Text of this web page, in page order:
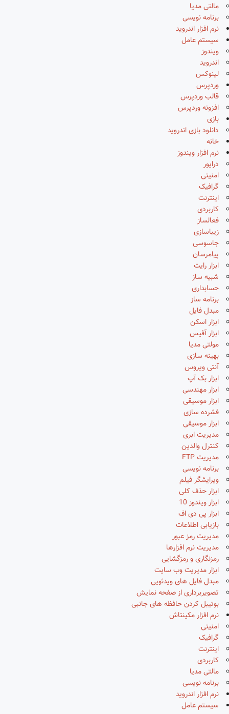
مالتی مدیا
برنامه نویسی
نرم افزار اندروید
سیستم عامل
ویندوز
اندروید
لینوکس
وردپرس
قالب وردپرس
افزونه وردپرس
بازی
دانلود بازی اندروید
خانه
نرم افزار ویندوز
درایور
امنیتی
گرافیک
اینترنت
کاربردی
فعالساز
زیباسازی
جاسوسی
پیامرسان
ابزار رایت
شبیه ساز
حسابداری
برنامه ساز
مبدل فایل
ابزار اسکن
ابزار آفیس
مولتی مدیا
بهینه سازی
آنتی ویروس
ابزار بک آپ
ابزار مهندسی
ابزار موسیقی
فشرده سازی
ابزار موسیقی
مدیریت ابری
کنترل والدین
مدیریت FTP
برنامه نویسی
ویرایشگر فیلم
ابزار حذف کلی
ابزار ویندوز 10
ابزار پی دی اف
بازیابی اطلاعات
مدیریت رمز عبور
مدیریت نرم افزارها
رمزنگاری و رمزگشایی
ابزار مدیریت وب سایت
مبدل فایل های ویدئویی
تصویربرداری از صفحه نمایش
بوتیبل کردن حافظه های جانبی
نرم افزار مکینتاش
امنیتی
گرافیک
اینترنت
کاربردی
مالتی مدیا
برنامه نویسی
نرم افزار اندروید
سیستم عامل